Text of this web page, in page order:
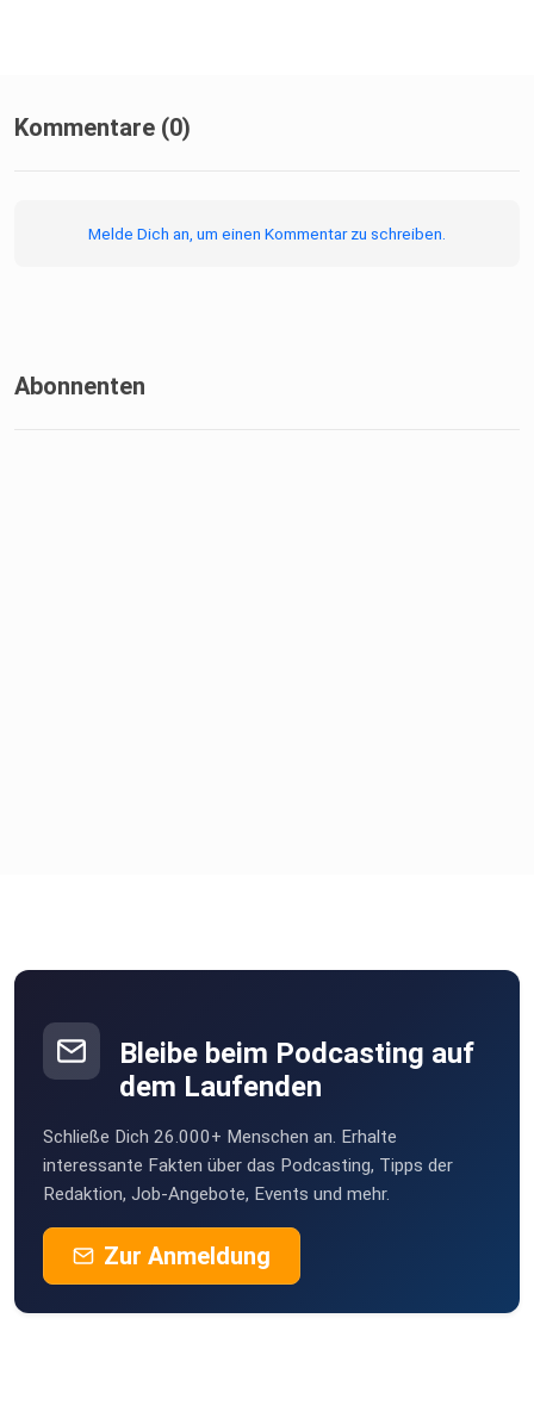
Kommentare (0)
Melde Dich an, um einen Kommentar zu schreiben.
Abonnenten
Bleibe beim Podcasting auf
dem Laufenden
Schließe Dich 26.000+ Menschen an. Erhalte
interessante Fakten über das Podcasting, Tipps der
Redaktion, Job-Angebote, Events und mehr.
Zur Anmeldung